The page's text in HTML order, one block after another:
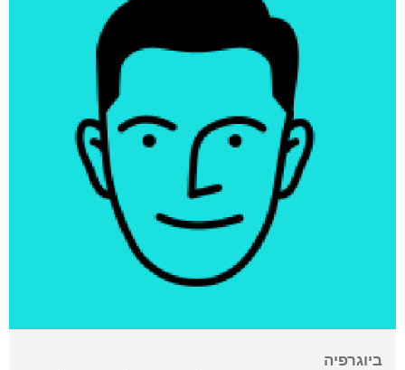
ביוגרפיה